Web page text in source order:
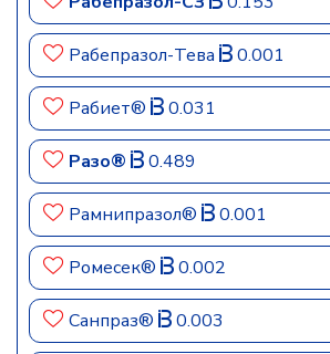
Рабепразол-Тева 0.001
Рабиет® 0.031
Разо® 0.489
Рамнипразол® 0.001
Ромесек® 0.002
Санпраз® 0.003